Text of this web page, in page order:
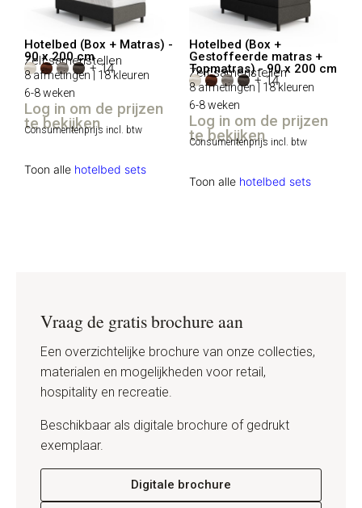
Hotelbed (Box + Matras) -
90 x 200 cm
Zelf samenstellen
+ 14
8 afmetingen | 18 kleuren
6-8 weken
Log in om de prijzen
te bekijken
Consumentenprijs incl. btw
Toon alle hotelbed sets
Hotelbed (Box +
Gestoffeerde matras +
Topmatras) - 90 x 200 cm
Zelf samenstellen
+ 14
8 afmetingen | 18 kleuren
6-8 weken
Log in om de prijzen
te bekijken
Consumentenprijs incl. btw
Toon alle hotelbed sets
Vraag de gratis brochure aan
Een overzichtelijke brochure van onze collecties,
materialen en mogelijkheden voor retail,
hospitality en recreatie.
Beschikbaar als digitale brochure of gedrukt
exemplaar.
Digitale brochure